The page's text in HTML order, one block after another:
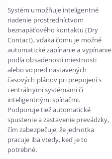
Systém umožňuje inteligentné
riadenie prostredníctvom
beznapäťového kontaktu (Dry
Contact), vďaka čomu je možné
automatické zapínanie a vypínanie
podľa obsadenosti miestnosti
alebo vopred nastavených
časových plánov pri prepojení s
centrálnymi systémami či
inteligentnými spínačmi.
Podporuje tiež automatické
spustenie a zastavenie prevádzky,
čím zabezpečuje, že jednotka
pracuje iba vtedy, keď je to
potrebné.